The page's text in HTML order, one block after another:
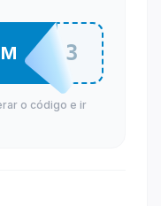
o código e ir